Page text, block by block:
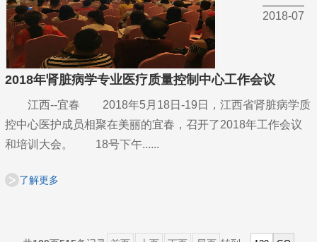
2018年肾脏病学专业医疗质量控制中心工作会议
江西--宜春 2018年5月18日-19日，江西省肾脏病学质
控中心医护成员相聚在美丽的宜春，召开了2018年工作会议
和培训大会。 18号下午......
了解更多
2018-07